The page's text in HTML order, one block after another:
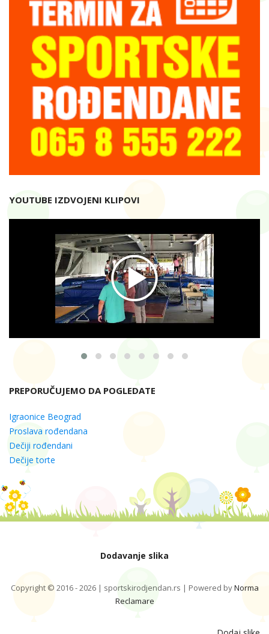
YOUTUBE IZDVOJENI KLIPOVI
PREPORUČUJEMO DA POGLEDATE
Igraonice Beograd
Proslava rođendana
Dečiji rođendani
Dečije torte
Dodavanje slika
Copyright © 2016 - 2026 | sportskirodjendan.rs | Powered byNorma
Reclamare